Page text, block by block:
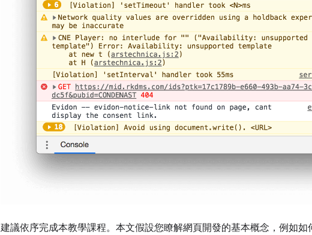
建議依序完成本教學課程。本文假設您瞭解網頁開發的基本概念，例如